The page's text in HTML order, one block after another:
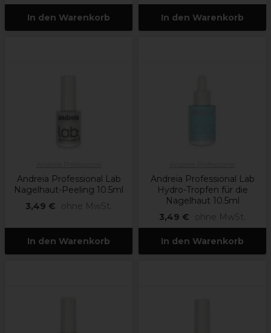
In den Warenkorb In den Warenkorb
Andreia Professional Lab
Nagelhaut-Peeling 10.5ml
3,49 €
ohne MwSt.
In den Warenkorb
Andreia Professional Lab
Hydro-Tropfen für die
Nagelhaut 10.5ml
3,49 €
ohne MwSt.
In den Warenkorb